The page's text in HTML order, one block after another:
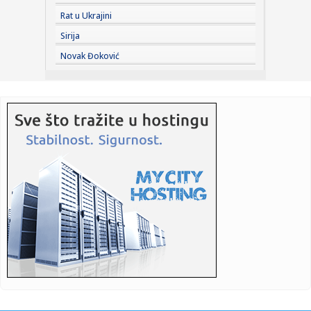
23:38:Partizan demolirao Tobol, Ilić konačno zadovoljan: Na
momente j...
23:36:U Minhenu krenula serijska proizvodnja potpuno
električnog BMW-a...
23:34: PRE PAR MESECI SANJALI TITULU, SADA IH SVI DEMOLIRAJU:
Benfika si...
23:33:
...
23:33:Kratak predah od vrućina: Pljuskovi noćas stižu u region,
osvj...
23:33:Osuđen provalnik iz BiH, branio se da je krao za liječenje
ćer...
23:32:Potresna poruka Dijane Dilajn o životu i smrti njenog brata:
"Im...
Rat u Ukrajini
Sirija
Novak Đoković